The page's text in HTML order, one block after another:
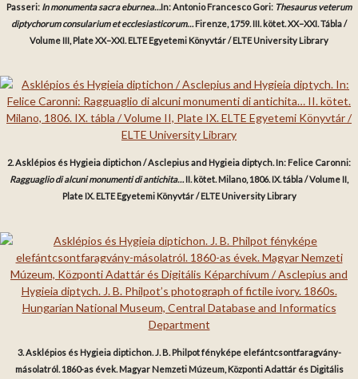
Passeri: In monumenta sacra eburnea…In: Antonio Francesco Gori: Thesaurus veterum
diptychorum consularium et ecclesiasticorum… Firenze, 1759. III. kötet. XX–XXI. Tábla /
Volume III, Plate XX–XXI. ELTE Egyetemi Könyvtár / ELTE University Library
2. Asklépios és Hygieia diptichon / Asclepius and Hygieia diptych. In: Felice Caronni:
Ragguaglio di alcuni monumenti di antichita… II. kötet. Milano, 1806. IX. tábla / Volume II,
Plate IX. ELTE Egyetemi Könyvtár / ELTE University Library
3. Asklépios és Hygieia diptichon. J. B. Philpot fényképe elefántcsontfaragvány-
másolatról. 1860-as évek. Magyar Nemzeti Múzeum, Központi Adattár és Digitális